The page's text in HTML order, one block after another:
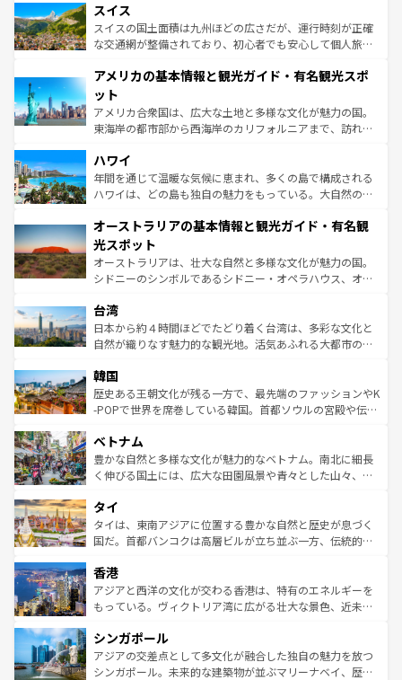
を参照してほしい。
は、お酒好きな人にはぜひ体験してほしい。 なお、新着の
ドイツ情報はコンテンツ一覧を参照してほしい。
リアごとに異なる魅力がある。また、優雅なアフタヌーン
ティー、ビール好きにはたまらない英国パブ、サッカー観
戦など、本場だからこそできる体験も豊富。イギリスを旅
ンツ一覧を参照してほしい。
スイス
スイスの国土面積は九州ほどの広さだが、運行時刻が正確
な交通網が整備されており、初心者でも安心して個人旅行
の建物がそのまま残る町や、スイスならではのユニークな
博物館もあり、アルプス観光だけでなく町歩きも満喫する
ことができる。国民の所得が高いため物価も高いが、旅行
者向けの交通パス提供のサービスもあり、うまく活用すれ
着のスイス情報は
アメリカの基本情報と観光ガイド・有名観光スポ
ット
アメリカ合衆国は、広大な土地と多様な文化が魅力の国。
東海岸の都市部から西海岸のカリフォルニアまで、訪れる
のような巨大都市は、観光、ショッピング、エンターテイ
ンメントが詰まった刺激的なスポットだ。一方、アメリカ
西部には大自然が広がり、グランドキャニオンやイエロー
部のニューオーリンズでは、音楽と美食が融合した独特の
文化が魅力。旅行者はアメリカの各地域で異なる魅力を楽
しみながら、その多様性と豊かな歴史を感じることができ
るだろう。車でのロードトリップや列車の旅も、アメリカ
情報は
ハワイ
年間を通じて温暖な気候に恵まれ、多くの島で構成される
ハワイは、どの島も独自の魅力をもっている。大自然の神
ワイ島は見逃せない。また、定番の観光地といえばオアフ
島だが、静かな自然を求めるならマウイ島やカウアイ島が
おすすめ。エメラルドグリーンに輝く海をはじめ、豊かな
文化や歴史が息づいている。「アロハスピリット」と呼ば
人々、おいしいローカルフードやハワイアンミュージッ
ク、伝統的なフラダンスなど、すべてがハワイの魅力を彩
っている。訪れるたびに新しい発見と感動が待っているハ
はコンテンツ一覧
オーストラリアの基本情報と観光ガイド・有名観
光スポット
オーストラリアは、壮大な自然と多様な文化が魅力の国。
シドニーのシンボルであるシドニー・オペラハウス、オー
リアリーフや大陸中央部にそびえるウルル（エアーズロッ
ク）、タスマニアの美しい原生林やケアンズの熱帯雨林な
ど、見どころがたくさん。また、カフェやワイン、オージ
いる。アクティビティも充実しており、サーフィンやダイ
ビング、ハイキングなど、アウトドア好きにはたまらな
い。オーストラリアの多彩な魅力を存分に味わいつくそ
参照してほしい。
台湾
日本から約４時間ほどでたどり着く台湾は、多彩な文化と
自然が織りなす魅力的な観光地。活気あふれる大都市の台
ン）、静ひつな山岳地帯である台湾東部など、都市の喧騒
と山間の静けさが共存しており、訪れる人に新しい発見と
驚きをもたらしてくれる。また、奥深い台湾の食文化も魅
容にもいいと評判のスイーツなど、バラエティ豊かな料理
が味わえる。 なお、新着の台湾情報は コンテンツ一覧を参
照してほしい。
韓国
歴史ある王朝文化が残る一方で、最先端のファッションやK
-POPで世界を席巻している韓国。首都ソウルの宮殿や伝統
き、地方に足を延ばせば四季折々の自然美を楽しむことが
できる。そして、キムチや焼肉、絶品のストリートフード
まで、さまざまな韓国料理が待っている。夜には、韓国な
リティに包まれながら、韓国の多彩な魅力を心ゆくまで味
わってみてほしい。 なお、新着の韓国情報はコンテンツ一
覧を参照してほしい。
ベトナム
豊かな自然と多様な文化が魅力的なベトナム。南北に細長
く伸びる国土には、広大な田園風景や青々とした山々、世
急速な発展と共に伝統が息づく。ハノイの古い町並みやホ
ーチミン市のフランス統治時代の建物も、独特の雰囲気を
醸し出している。また、バラエティの豊かさとおいしさで
とつ。フォーやバインミー、ベトナムコーヒーなどは、ぜ
ひ現地で味わいたい。どの地域を訪れてもあたたかい人々
が旅行者を迎えてくれるので、きっと忘れられない旅にな
参照してほしい。
タイ
タイは、東南アジアに位置する豊かな自然と歴史が息づく
国だ。首都バンコクは高層ビルが立ち並ぶ一方、伝統的な
の活気が交差している。北部ではチェンマイなどの山岳地
帯で自然と触れ合い、南部ではプーケットやクラビの美し
いビーチでリゾート気分を楽しむことができる。タイ料理
激する。気候は一年中温暖で、どの季節にも異なる楽しみ
が待っている。親しみやすいタイの人々、仏教を中心とし
た文化、そして多様な観光資源が、訪れる旅人を魅了し続
香港
アジアと西洋の文化が交わる香港は、特有のエネルギーを
もっている。ヴィクトリア湾に広がる壮大な景色、近未来
み、どこを訪れても感動するはず。観光スポットが密集し
ており、効率よく見どころを回れるのも魅力。息をのむよ
うな絶景から文化的な体験まで、香港を存分に楽しみ尽く
シンガポール
アジアの交差点として多文化が融合した独自の魅力を放つ
シンガポール。未来的な建築物が並ぶマリーナベイ、歴史